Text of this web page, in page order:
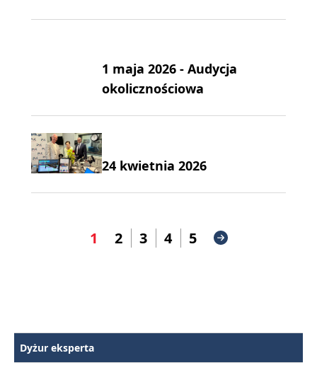
1 maja 2026 - Audycja
okolicznościowa
24 kwietnia 2026
1 2 3 4 5
Dyżur eksperta